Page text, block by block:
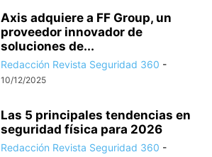
Axis adquiere a FF Group, un
proveedor innovador de
soluciones de...
Redacción Revista Seguridad 360 -
10/12/2025
Las 5 principales tendencias en
seguridad física para 2026
Redacción Revista Seguridad 360 -